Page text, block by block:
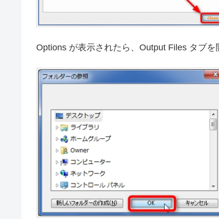
Options が表示されたら、Output Files タブを